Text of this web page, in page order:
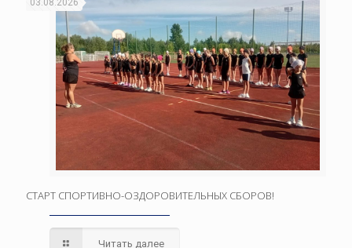
03.08.2026
СТАРТ СПОРТИВНО-ОЗДОРОВИТЕЛЬНЫХ СБОРОВ!
Читать далее